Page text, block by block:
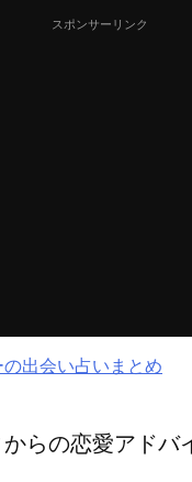
スポンサーリンク
出会い占いまとめ
らの恋愛アドバ